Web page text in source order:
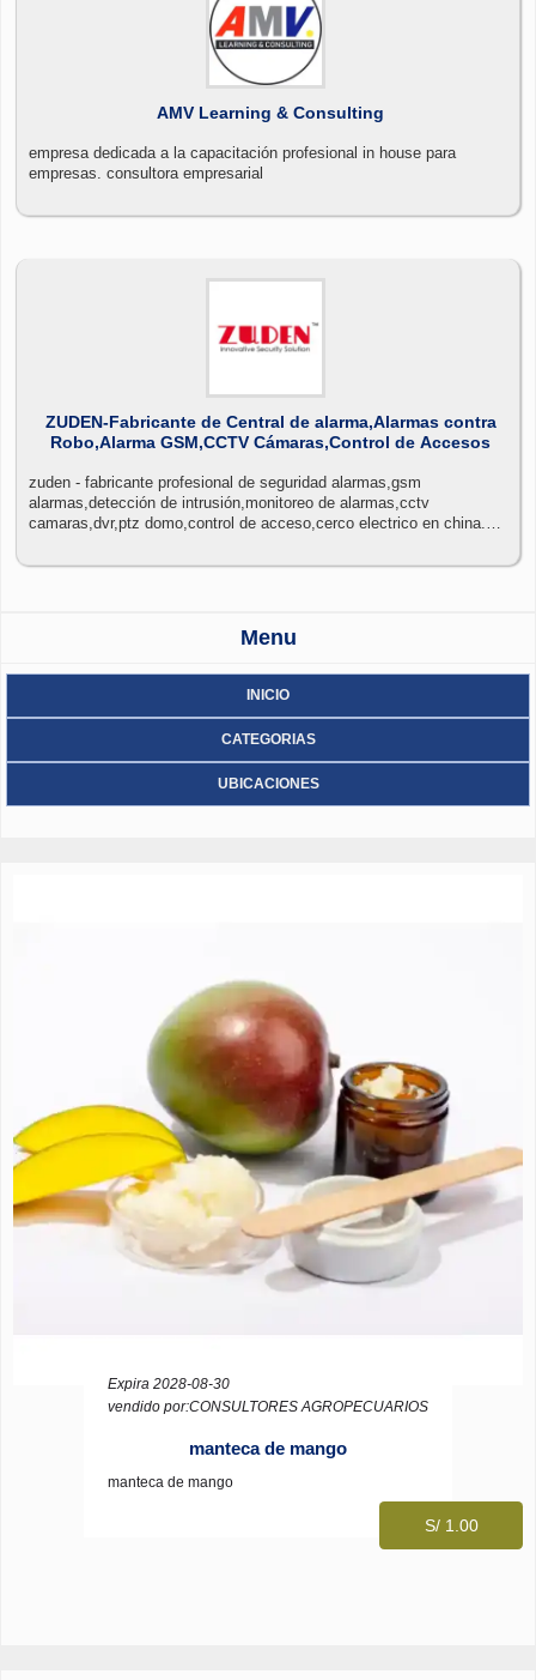
AMV Learning & Consulting
empresa dedicada a la capacitación profesional in house para
empresas. consultora empresarial
ZUDEN-Fabricante de Central de alarma,Alarmas contra
Robo,Alarma GSM,CCTV Cámaras,Control de Accesos
zuden - fabricante profesional de seguridad alarmas,gsm
alarmas,detección de intrusión,monitoreo de alarmas,cctv
camaras,dvr,ptz domo,control de acceso,cerco electrico en china.
http://www.zuden.com, en contacto con
Menu
INICIO
CATEGORIAS
UBICACIONES
Expira 2028-08-30
vendido por:CONSULTORES AGROPECUARIOS
manteca de mango
manteca de mango
S/ 1.00